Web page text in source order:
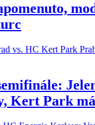
Kert Park